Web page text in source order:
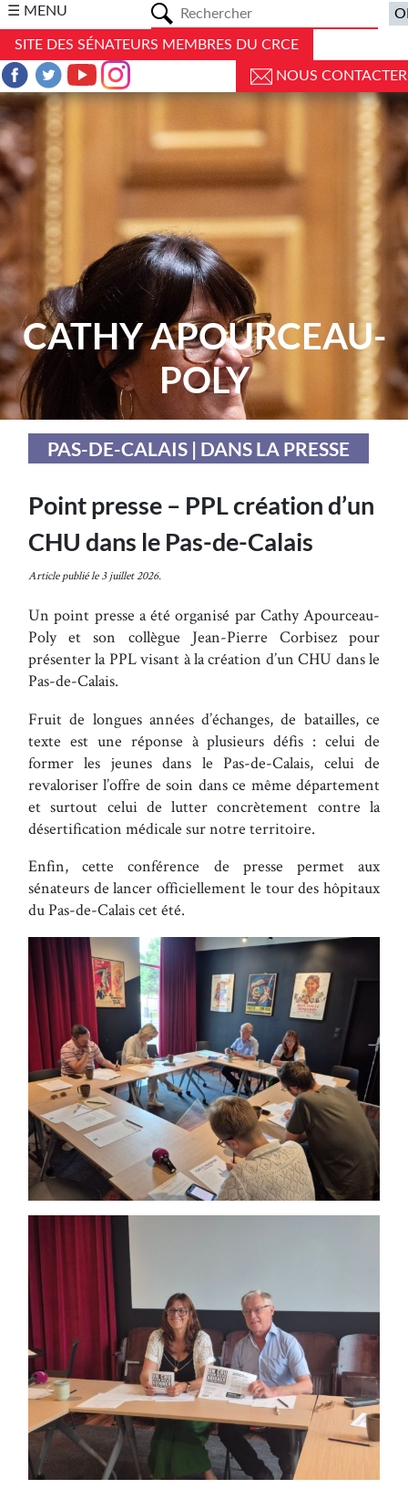
☰ MENU
SITE DES SÉNATEURS MEMBRES DU CRCE
NOUS CONTACTER
CATHY APOURCEAU-
POLY
PAS-DE-CALAIS | DANS LA PRESSE
Point presse – PPL création d’un
CHU dans le Pas-de-Calais
Article publié le 3 juillet 2026.
Un point presse a été organisé par Cathy Apourceau-
Poly et son collègue Jean-Pierre Corbisez pour
présenter la PPL visant à la création d’un CHU dans le
Pas-de-Calais.
Fruit de longues années d’échanges, de batailles, ce
texte est une réponse à plusieurs défis : celui de
former les jeunes dans le Pas-de-Calais, celui de
revaloriser l’offre de soin dans ce même département
et surtout celui de lutter concrètement contre la
désertification médicale sur notre territoire.
Enfin, cette conférence de presse permet aux
sénateurs de lancer officiellement le tour des hôpitaux
du Pas-de-Calais cet été.